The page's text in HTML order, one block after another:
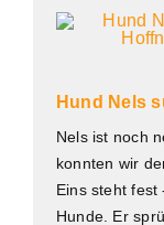
Hund Nels
Nels ist noch
konnten wir
Eins steht fest
Hunde. Er